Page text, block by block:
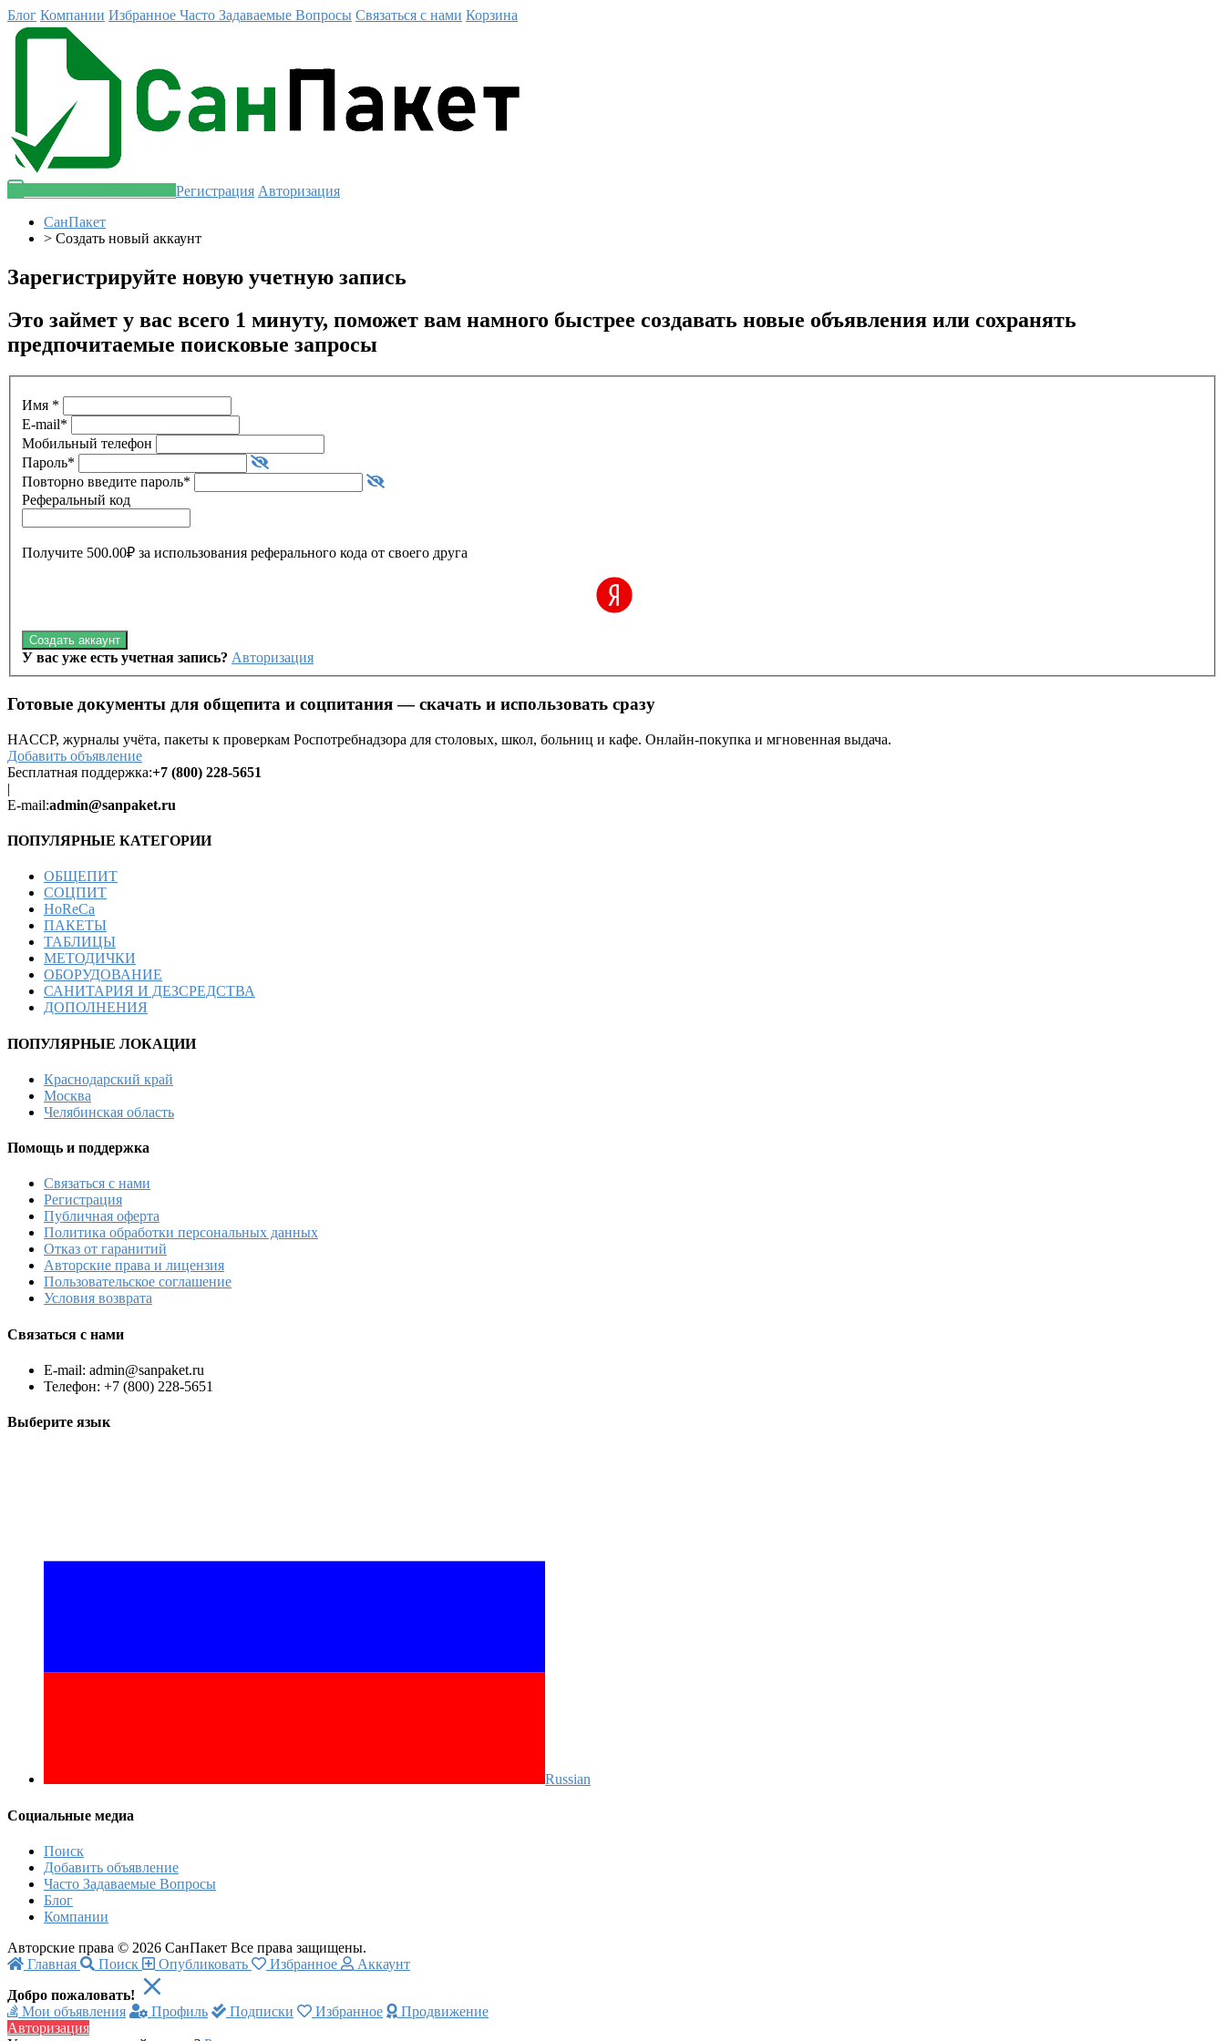
Блог Компании Избранное Часто Задаваемые Вопросы Связаться с нами Корзина
Регистрация Авторизация
СанПакет
> Создать новый аккаунт
Зарегистрируйте новую учетную запись
Это займет у вас всего 1 минуту, поможет вам намного быстрее создавать новые объявления или сохранять
предпочитаемые поисковые запросы
Имя *
E-mail*
Мобильный телефон
Пароль*
Повторно введите пароль*
Реферальный код
Получите 500.00₽ за использования реферального кода от своего друга
Создать аккаунт
У вас уже есть учетная запись? Авторизация
Готовые документы для общепита и соцпитания — скачать и использовать сразу
HACCP, журналы учёта, пакеты к проверкам Роспотребнадзора для столовых, школ, больниц и кафе. Онлайн-покупка и мгновенная выдача.
Добавить объявление
Бесплатная поддержка:+7 (800) 228-5651
|
E-mail:admin@sanpaket.ru
ПОПУЛЯРНЫЕ КАТЕГОРИИ
ОБЩЕПИТ
СОЦПИТ
HoReCa
ПАКЕТЫ
ТАБЛИЦЫ
МЕТОДИЧКИ
ОБОРУДОВАНИЕ
САНИТАРИЯ И ДЕЗСРЕДСТВА
ДОПОЛНЕНИЯ
ПОПУЛЯРНЫЕ ЛОКАЦИИ
Краснодарский край
Москва
Челябинская область
Помощь и поддержка
Связаться с нами
Регистрация
Публичная оферта
Политика обработки персональных данных
Отказ от гаранитий
Авторские права и лицензия
Пользовательское соглашение
Условия возврата
Связаться с нами
E-mail: admin@sanpaket.ru
Телефон: +7 (800) 228-5651
Выберите язык
Russian‎
Социальные медиа
Поиск
Добавить объявление
Часто Задаваемые Вопросы
Блог
Компании
Авторские права © 2026 СанПакет Все права защищены.
Главная
Поиск Опубликовать Избранное
Аккаунт
Добро пожаловать!
Мои объявления
Профиль Подписки Избранное
Продвижение
Авторизация